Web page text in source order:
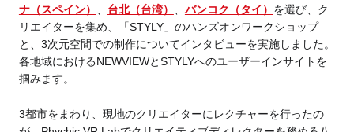
ナ（スペイン） 、 台北（台湾） 、 バンコク（タイ） を選び、ク
リエイターを集め、「STYLY」のハンズオンワークショップ
と、3次元空間での制作についてインタビューを実施しました。
各地域におけるNEWVIEWとSTYLYへのユーザーインサイトを
掴みます。
3都市をまわり、現地のクリエイターにレクチャーを行ったの